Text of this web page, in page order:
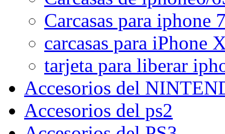
Carcasas para iphone
carcasas para iPhone
tarjeta para liberar
Accesorios del
Accesorios del ps2